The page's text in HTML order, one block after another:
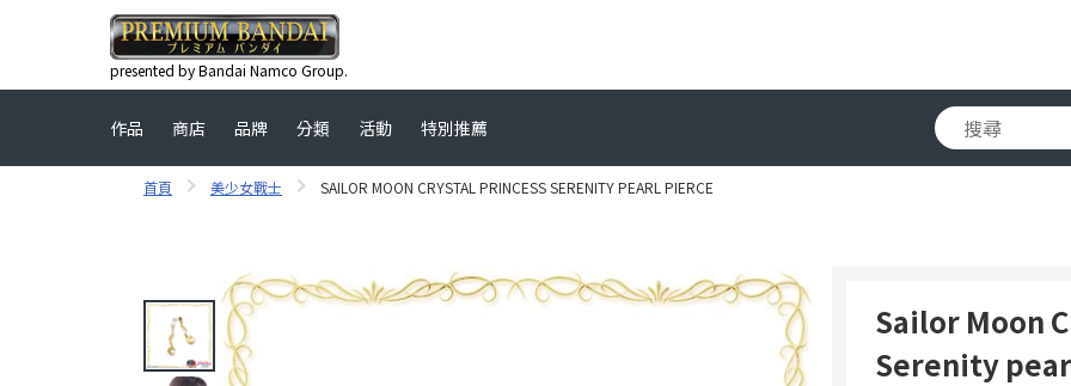
presented by Bandai Namco Group.
作品 商店 品牌 分類 活動 特別推薦
首頁 美少女戰士 SAILOR MOON CRYSTAL PRINCESS SERENITY PEARL PIERCE
Sailor Moon
Serenity